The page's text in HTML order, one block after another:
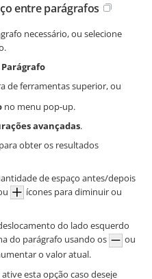
entre parágrafos
necessário, ou selecione
de ferramentas superior, ou
no menu pop-up.
avançadas.
obter os resultados
de espaço antes/depois
ícones para diminuir ou
do lado esquerdo
do parágrafo usando os
ou
o valor atual.
esta opção caso deseje